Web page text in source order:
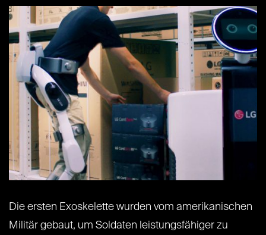
Die ersten Exoskelette wurden vom amerikanischen
Militär gebaut, um Soldaten leistungsfähiger zu